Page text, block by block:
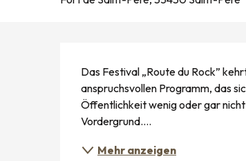
Das Festival „Route du Rock”
anspruchsvollen Programm, das
Öffentlichkeit wenig oder gar
Vordergrund....
Mehr anzeigen